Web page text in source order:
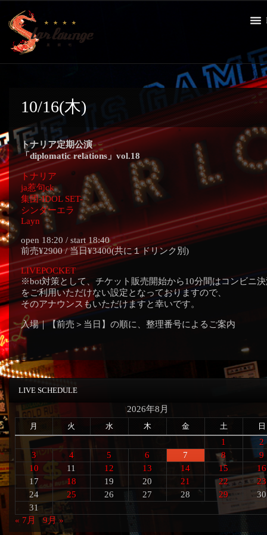
10/16(木)
トナリア定期公演
「diplomatic relations」vol.18
トナリア
ja惹句ck
集団-IDOL SET-
シンダーエラ
Layn
open 18:20 / start 18:40
前売¥2900 / 当日¥3400(共に１ドリンク別)
LIVEPOCKET
※bot対策として、チケット販売開始から10分間はコンビニ
をご利用いただけない設定となっておりますので、
そのアナウンスもいただけますと幸いです。
入場｜【前売＞当日】の順に、整理番号によるご案内
LIVE SCHEDULE
2026年8月
月 火 水 木 金 土 日
1
2
3
4 5 6 7 8
9
10
11 12 13 14 15
16
17
18 19 20 21 22
23
24
25 26 27 28 29
30
31
« 7月
9月 »